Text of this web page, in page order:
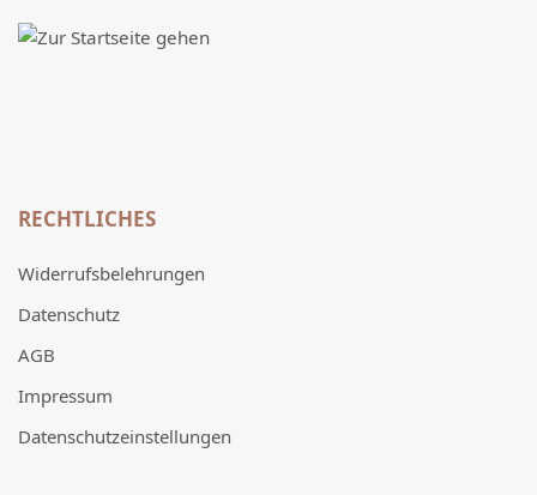
RECHTLICHES
Widerrufsbelehrungen
Datenschutz
AGB
Impressum
Datenschutzeinstellungen